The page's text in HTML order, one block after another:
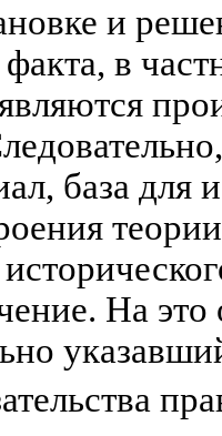
и
в
база для
На